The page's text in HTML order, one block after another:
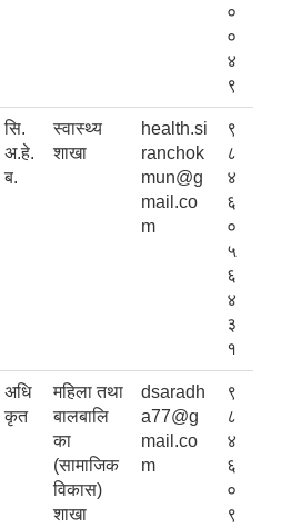
०
०
४
९
सि.
अ.हे.
ब.
स्वास्थ्य
शाखा
health.si
ranchok
mun@g
mail.co
m
९
८
४
६
०
५
६
४
३
१
अधि
कृत
महिला तथा
बालबालि
का
(सामाजिक
विकास)
शाखा
dsaradh
a77@g
mail.co
m
९
८
४
६
०
९